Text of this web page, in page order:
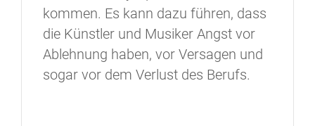
kommen. Es kann dazu führen, dass
die Künstler und Musiker Angst vor
Ablehnung haben, vor Versagen und
sogar vor dem Verlust des Berufs.